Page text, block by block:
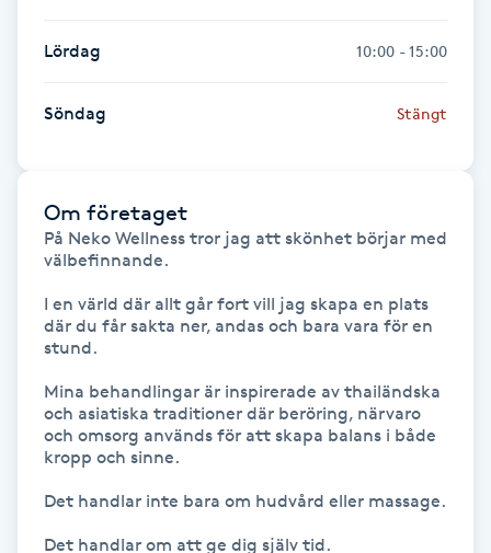
Gellack
Gellack med förstärkning
Gravidyoga
Gruppträning
Hatha Yoga
Lördag 10:00 - 15:00
Söndag Stängt
Om företaget
På Neko Wellness tror jag att skönhet börjar med
välbefinnande.
I en värld där allt går fort vill jag skapa en plats
där du får sakta ner, andas och bara vara för en
stund.
Mina behandlingar är inspirerade av thailändska
och asiatiska traditioner där beröring, närvaro
och omsorg används för att skapa balans i både
kropp och sinne.
Det handlar inte bara om hudvård eller massage.
Det handlar om att ge dig själv tid.